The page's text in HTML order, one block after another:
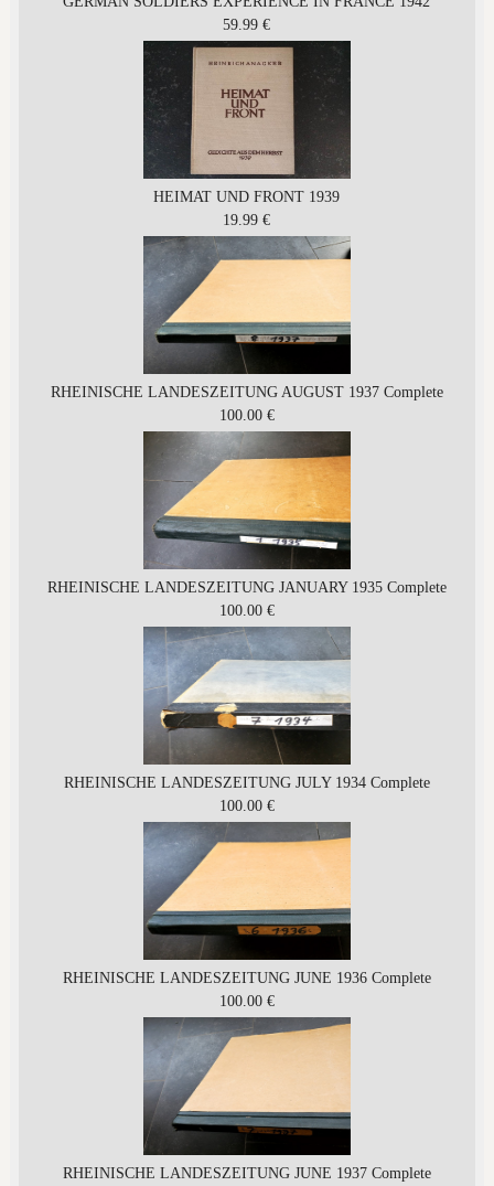
59.99 €
HEIMAT UND FRONT 1939
19.99 €
RHEINISCHE LANDESZEITUNG AUGUST 1937 Complete
100.00 €
RHEINISCHE LANDESZEITUNG JANUARY 1935 Complete
100.00 €
RHEINISCHE LANDESZEITUNG JULY 1934 Complete
100.00 €
RHEINISCHE LANDESZEITUNG JUNE 1936 Complete
100.00 €
RHEINISCHE LANDESZEITUNG JUNE 1937 Complete